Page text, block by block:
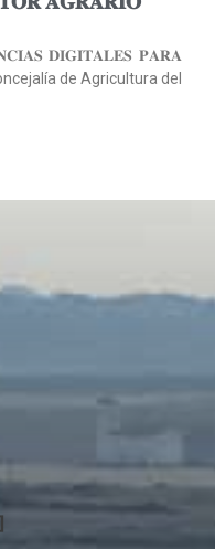
𝐃𝐈𝐆𝐈𝐓𝐀𝐋𝐄𝐒 𝐏𝐀𝐑𝐀
de Agricultura del